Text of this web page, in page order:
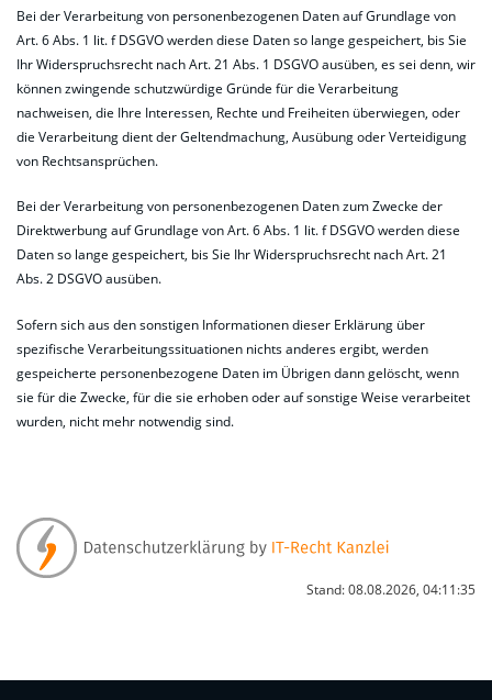
Bei der Verarbeitung von personenbezogenen Daten auf Grundlage von
Art. 6 Abs. 1 lit. f DSGVO werden diese Daten so lange gespeichert, bis Sie
Ihr Widerspruchsrecht nach Art. 21 Abs. 1 DSGVO ausüben, es sei denn, wir
können zwingende schutzwürdige Gründe für die Verarbeitung
nachweisen, die Ihre Interessen, Rechte und Freiheiten überwiegen, oder
die Verarbeitung dient der Geltendmachung, Ausübung oder Verteidigung
von Rechtsansprüchen.
Bei der Verarbeitung von personenbezogenen Daten zum Zwecke der
Direktwerbung auf Grundlage von Art. 6 Abs. 1 lit. f DSGVO werden diese
Daten so lange gespeichert, bis Sie Ihr Widerspruchsrecht nach Art. 21
Abs. 2 DSGVO ausüben.
Sofern sich aus den sonstigen Informationen dieser Erklärung über
spezifische Verarbeitungssituationen nichts anderes ergibt, werden
gespeicherte personenbezogene Daten im Übrigen dann gelöscht, wenn
sie für die Zwecke, für die sie erhoben oder auf sonstige Weise verarbeitet
wurden, nicht mehr notwendig sind.
Stand: 08.08.2026, 04:11:35